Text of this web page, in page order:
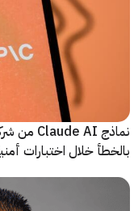
خلال اختبارات أمنية